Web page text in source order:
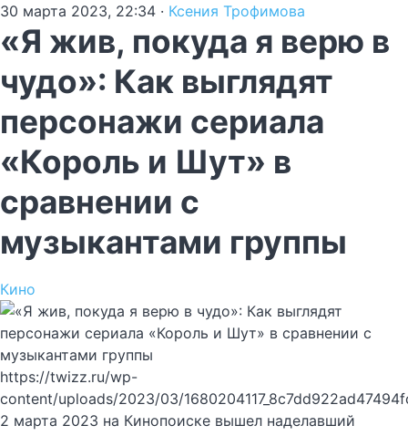
30 марта 2023, 22:34 · Ксения Трофимова
«Я жив, покуда я верю в
чудо»: Как выглядят
персонажи сериала
«Король и Шут» в
сравнении с
музыкантами группы
Кино
https://twizz.ru/wp-
content/uploads/2023/03/
2 марта 2023 на Кинопоиске вышел наделавший